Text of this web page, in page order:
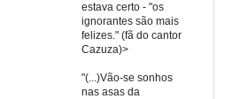
estava certo - "os
ignorantes são mais
felizes." (fã do cantor
Cazuza)>
"(...)Vão-se sonhos
nas asas da